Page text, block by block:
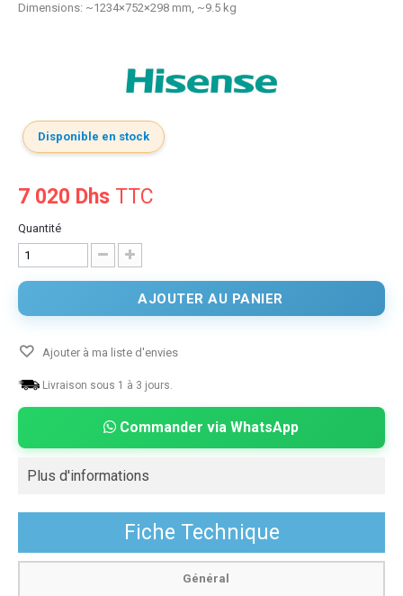
Dimensions: ~1234×752×298 mm, ~9.5 kg
Disponible en stock
7 020 Dhs TTC
Quantité
AJOUTER AU PANIER
Ajouter à ma liste d'envies
Livraison sous 1 à 3 jours.
Commander via WhatsApp
Plus d'informations
Fiche Technique
Général